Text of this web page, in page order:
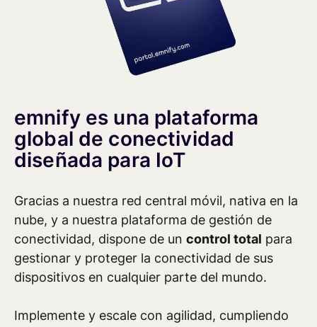
Descubra por qué empresas de todo el
mundo confían en emnify
Ver estudios de casos (en inglés)
emnify es una plataforma
global de conectividad
diseñada para IoT
Gracias a nuestra red central móvil, nativa en la
nube, y a nuestra plataforma de gestión de
conectividad, dispone de un control total para
gestionar y proteger la conectividad de sus
dispositivos en cualquier parte del mundo.
Implemente y escale con agilidad, cumpliendo